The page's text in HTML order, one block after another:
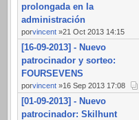
prolongada en la
administración
porvincent »21 Oct 2013 14:15
[16-09-2013] - Nuevo
patrocinador y sorteo:
FOURSEVENS
porvincent »16 Sep 2013 17:08
[01-09-2013] - Nuevo
patrocinador: Skilhunt